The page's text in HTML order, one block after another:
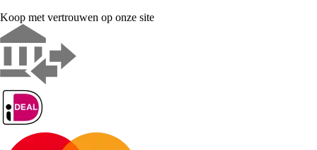
Koop met vertrouwen op onze site